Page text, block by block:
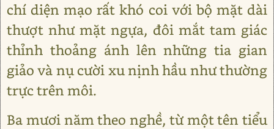
chí diện mạo rất khó coi với bộ mặt dài
thượt như mặt ngựa, đôi mắt tam giác
thỉnh thoảng ánh lên những tia gian
giảo và nụ cười xu nịnh hầu như thường
trực trên môi.
Ba mươi năm theo nghề, từ một tên tiểu